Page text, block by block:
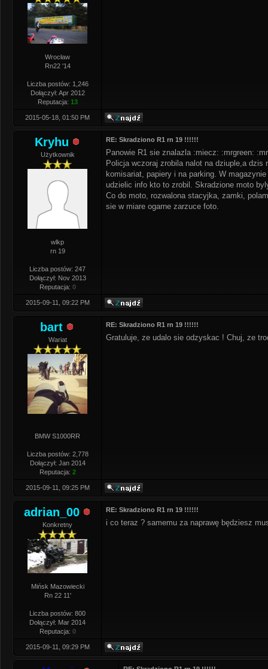
Wrocław
Rn22 '14
Liczba postów: 1,246
Dołączył: Apr 2012
Reputacja: 13
2015-05-18, 01:50 PM
Kryhu
Użytkownik
wlkp
rn 19
Liczba postów: 247
Dołączył: Nov 2013
Reputacja: 0
RE: Skradziono R1 rn 19 !!!!!!
Panowie R1 sie znalazla :miecz: :mrgreen:
Policja wczoraj zrobila nalot na dziuple,a
komisariat, papiery i na parking. W
udzielic info kto to zrobil. Skradzione moto
Co do moto, rozwalona stacyjka, zamki,
sie w miare ogarne zarzuce foto.
2015-09-11, 09:22 PM
bart
Wariat
BMW S1000RR
Liczba postów: 2,778
Dołączył: Jan 2014
Reputacja: 2
RE: Skradziono R1 rn 19 !!!!!!
Gratuluje, ze udalo sie odzyskac ! Chuj, ze
2015-09-11, 09:25 PM
adrian_00
Konkretny
Mińsk Mazowiecki
Rn 22 11'
Liczba postów: 800
Dołączył: Mar 2014
Reputacja: 0
RE: Skradziono R1 rn 19 !!!!!!
i co teraz ? samemu za naprawę będziesz
2015-09-11, 09:29 PM